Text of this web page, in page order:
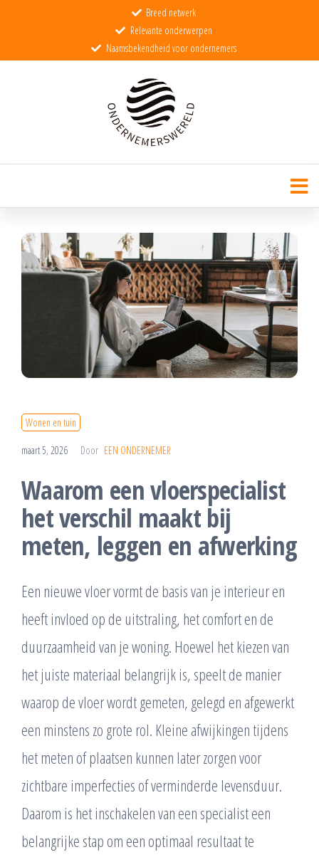
Breed netwerk
Relevante onderwerpen
Naamsbekendheid voor ondernemers
OndernemerswereldDe wereld voor echte ondernemers
Wonen en tuin
maart 5, 2026 Door EEN ONDERNEMER
Waarom een vloerspecialist
het verschil maakt bij
meten, leggen en afwerking
Een nieuwe vloer vormt de basis van je interieur en
heeft invloed op de uitstraling, het comfort en de
duurzaamheid van je woning. Hoewel het kiezen van
het juiste materiaal belangrijk is, speelt de manier
waarop de vloer wordt gemeten, gelegd en afgewerkt
een minstens zo grote rol. Kleine afwijkingen tijdens
het meten of plaatsen kunnen later zorgen voor
zichtbare imperfecties of verminderde levensduur.
Daarom is het inschakelen van een specialist een
belangrijke stap om een optimaal resultaat te